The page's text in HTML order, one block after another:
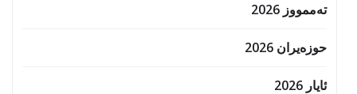
تەممووز 2026
حوزه‌یران 2026
ئایار 2026